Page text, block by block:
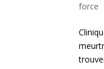
force